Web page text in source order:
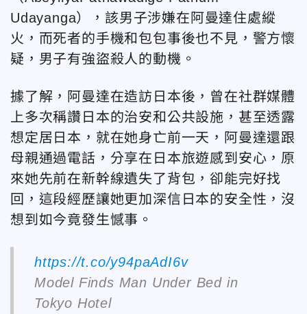
Udayanga），該男子涉嫌在阿曼達住處縱
火，而死者的手機和包包事後也不見，警方懷
疑，男子有強盜殺人的動機。
據了解，阿曼達在造訪日本後，曾在社群媒體
上多次稱讚日本的治安和公共設施，甚至透露
想定居日本，就在她身亡前一天，阿曼達還跟
母親通過電話，分享在日本旅遊感到安心，原
來她先前在新幹線遺失了背包，卻能完好找
回，這段經歷讓她更加深信日本的安全性，沒
想到如今竟發生憾事。
https://t.co/y94paAdI6v
Model Finds Man Under Bed in
Tokyo Hotel